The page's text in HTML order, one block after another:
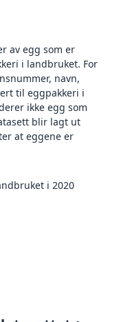
av egg som er
i landbruket. For
navn,
til eggpakkeri i
ikke egg som
blir lagt ut
at eggene er
i 2020